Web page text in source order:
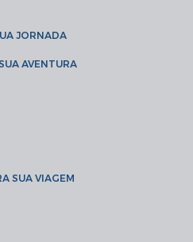
JORNADA
AVENTURA
SUA VIAGEM